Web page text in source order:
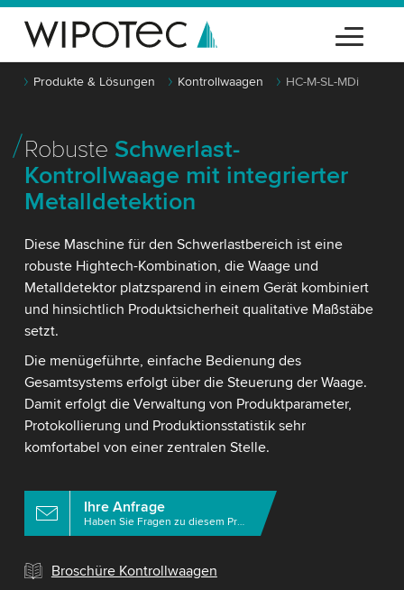
Produkte & Lösungen Kontrollwaagen HC-M-SL-MDi
Robuste Schwerlast-
Kontrollwaage mit integrierter
Metalldetektion
Diese Maschine für den Schwerlastbereich ist eine
robuste Hightech-Kombination, die Waage und
Metalldetektor platzsparend in einem Gerät kombiniert
und hinsichtlich Produktsicherheit qualitative Maßstäbe
setzt.
Die menügeführte, einfache Bedienung des
Gesamtsystems erfolgt über die Steuerung der Waage.
Damit erfolgt die Verwaltung von Produktparameter,
Protokollierung und Produktionsstatistik sehr
komfortabel von einer zentralen Stelle.
Ihre Anfrage
Haben Sie Fragen zu diesem Produkt?
Broschüre Kontrollwaagen